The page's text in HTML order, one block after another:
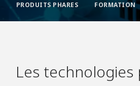
PRODUITS PHARES FORMATION
Les technologies